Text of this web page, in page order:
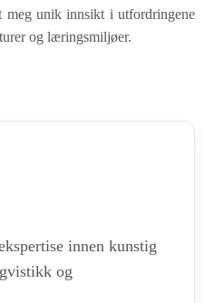
meg unik innsikt i utfordringene
og læringsmiljøer.
innen kunstig
og